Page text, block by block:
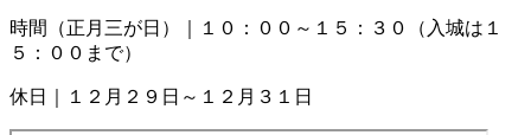
時間（正月三が日）｜１０：００～１５：３０（入城は１
５：００まで）
休日｜１２月２９日～１２月３１日